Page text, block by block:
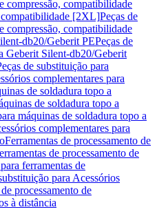
compressão, compatibilidade
compatibilidade [2XL]Peças de
compressão, compatibilidade
db20/Geberit PEPeças de
Geberit Silent-db20/Geberit
de substituição para
complementares para
de soldadura topo a
de soldadura topo a
máquinas de soldadura topo a
complementares para
Ferramentas de processamento de
de processamento de
ferramentas de
para Acessórios
processamento de
à distância